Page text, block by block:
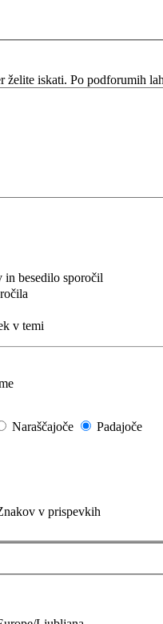
iskati. Po podforumih
in besedilo sporočil
v temi
Naraščajoče
Padajoče
v prispevkih